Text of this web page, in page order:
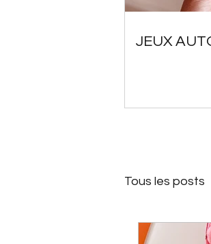
JEUX
Tous les posts
Matériel